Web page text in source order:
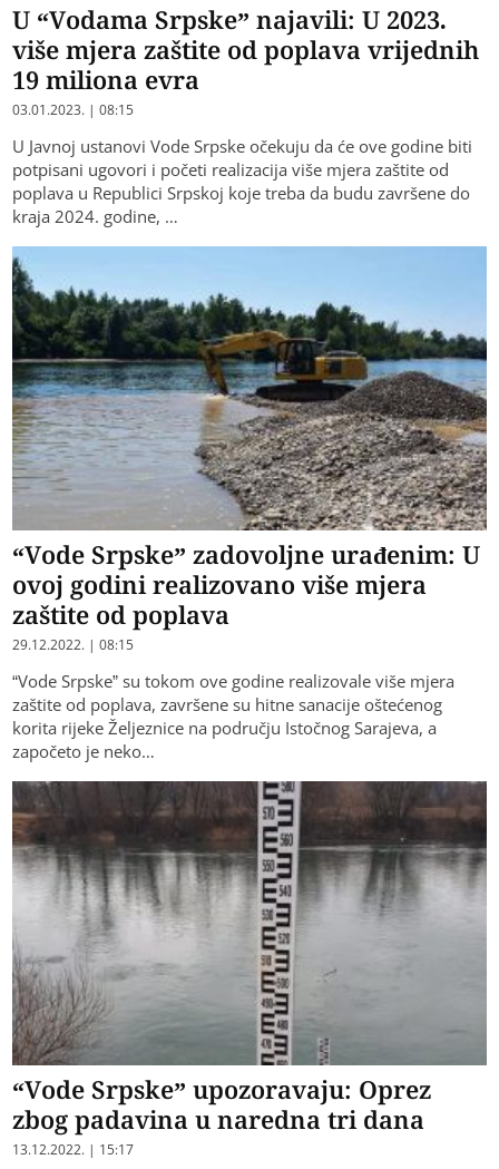
U “Vodama Srpske” najavili: U 2023.
više mjera zaštite od poplava vrijednih
19 miliona evra
03.01.2023. | 08:15
U Јavnoj ustanovi Vode Srpske očekuju da će ove godine biti
potpisani ugovori i početi realizacija više mjera zaštite od
poplava u Republici Srpskoj koje treba da budu završene do
kraja 2024. godine, …
“Vode Srpske” zadovoljne urađenim: U
ovoj godini realizovano više mjera
zaštite od poplava
29.12.2022. | 08:15
“Vode Srpske” su tokom ove godine realizovale više mjera
zaštite od poplava, završene su hitne sanacije oštećenog
korita rijeke Željeznice na području Istočnog Sarajeva, a
započeto je neko…
“Vode Srpske” upozoravaju: Oprez
zbog padavina u naredna tri dana
13.12.2022. | 15:17